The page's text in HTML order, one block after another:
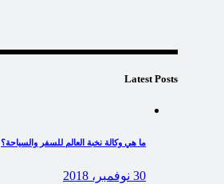
Latest Posts
ما هي وكالة نخبة العالم للسفر والسياحة؟
30 نوفمبر، 2018